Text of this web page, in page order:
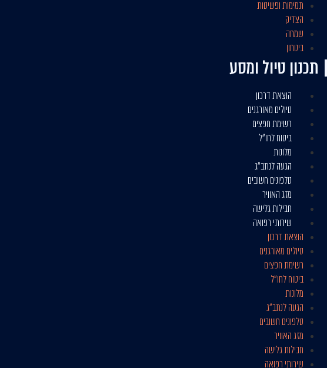
תמימות ופשיטות
הצדיק
שמחה
ביטחון
תכנון טיול ומסע
הוצאת דרכון
טיולים מאורגנים
רשימת חפצים
ביטוח לחו״ל
מלונות
הגעה לנתב״ג
טלפונים חשובים
מזג האוויר
חבילות גלישה
שירותי רפואה
הוצאת דרכון
טיולים מאורגנים
רשימת חפצים
ביטוח לחו״ל
מלונות
הגעה לנתב״ג
טלפונים חשובים
מזג האוויר
חבילות גלישה
שירותי רפואה